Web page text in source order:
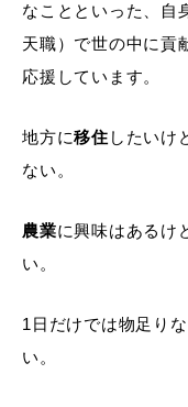
なことといった、自
天職）で世の中に貢
応援しています。
地方に移住 したいけ
ない。
農業に興味はあるけ
い。
1日だけでは物足り
い。